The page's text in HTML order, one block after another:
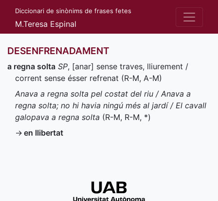
Diccionari de sinònims de frases fetes
M.Teresa Espinal
DESENFRENADAMENT
a regna solta SP, [anar] sense traves, lliurement /
corrent sense ésser refrenat (R-M, A-M)
Anava a regna solta pel costat del riu / Anava a
regna solta; no hi havia ningú més al jardí / El cavall
galopava a regna solta (R-M, R-M, *)
→ en llibertat